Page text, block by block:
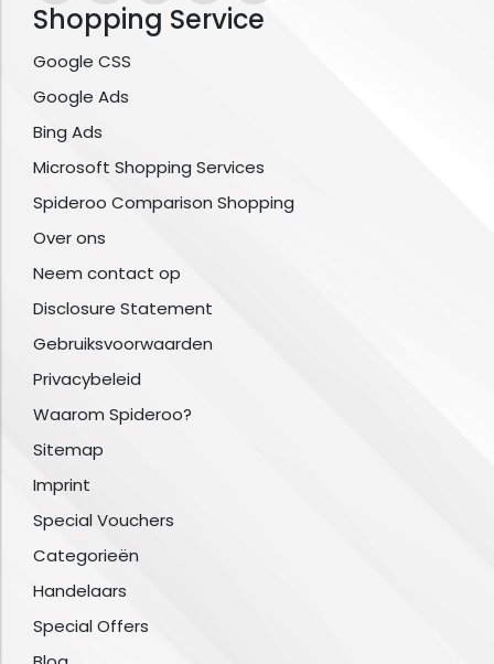
Shopping Service
Google CSS
Google Ads
Bing Ads
Microsoft Shopping Services
Spideroo Comparison Shopping
Over ons
Neem contact op
Disclosure Statement
Gebruiksvoorwaarden
Privacybeleid
Waarom Spideroo?
Sitemap
Imprint
Special Vouchers
Categorieën
Handelaars
Special Offers